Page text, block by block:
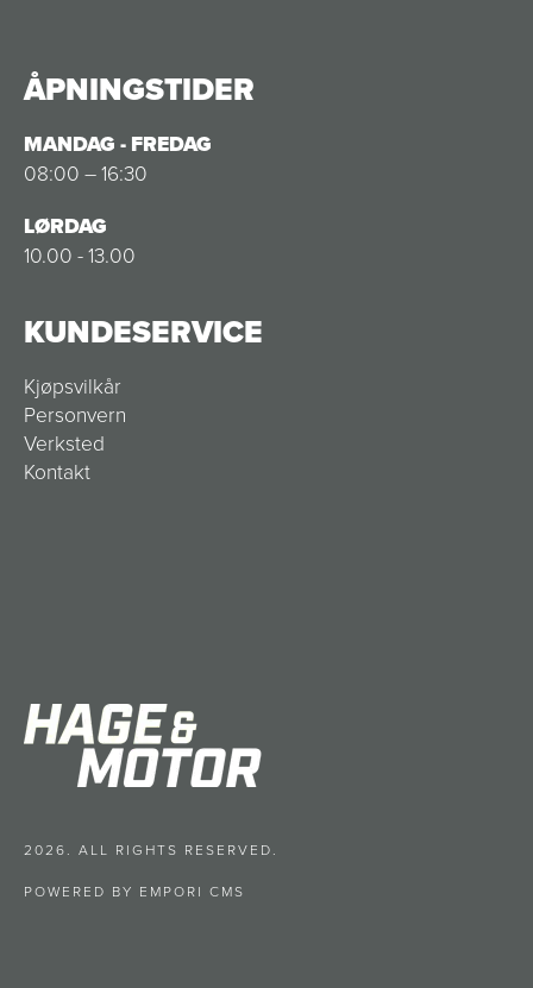
ÅPNINGSTIDER
MANDAG - FREDAG
08:00 – 16:30
LØRDAG
10.00 - 13.00
KUNDESERVICE
Kjøpsvilkår
Personvern
Verksted
Kontakt
2026. ALL RIGHTS RESERVED.
POWERED BY EMPORI CMS